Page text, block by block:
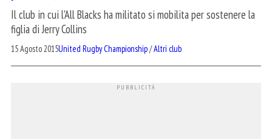
Il club in cui l'All Blacks ha militato si mobilita per sostenere la
figlia di Jerry Collins
15 Agosto 2015United Rugby Championship/Altri club